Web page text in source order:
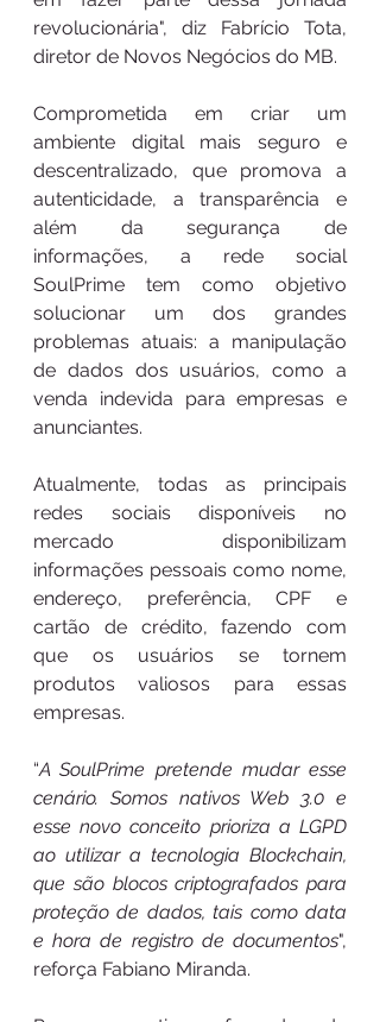
revolucionária", diz Fabrício Tota,
diretor de Novos Negócios do MB.
Comprometida em criar um
ambiente digital mais seguro e
descentralizado, que promova a
autenticidade, a transparência e
além da segurança de
informações, a rede social
SoulPrime tem como objetivo
solucionar um dos grandes
problemas atuais: a manipulação
de dados dos usuários, como a
venda indevida para empresas e
anunciantes.
Atualmente, todas as principais
redes sociais disponíveis no
mercado disponibilizam
informações pessoais como nome,
endereço, preferência, CPF e
cartão de crédito, fazendo com
que os usuários se tornem
produtos valiosos para essas
empresas.
“A SoulPrime pretende mudar esse
cenário. Somos nativos Web 3.0 e
esse novo conceito prioriza a LGPD
ao utilizar a tecnologia Blockchain,
que são blocos criptografados para
proteção de dados, tais como data
e hora de registro de documentos",
reforça Fabiano Miranda.